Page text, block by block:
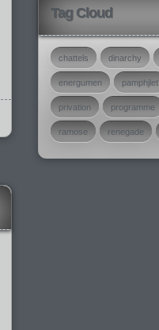
Tag Cloud
chattels dinarchy
energumen pamphjlet
privation programme
ramose renegade